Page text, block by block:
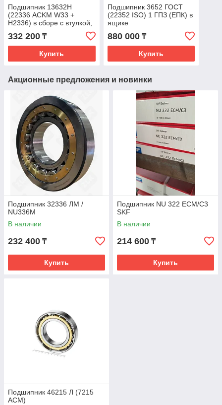
Подшипник 13632Н
(22336 ACKM W33 +
Н2336) в сборе с втулкой,
кольцом
332 200 ₸
Купить
Подшипник 3652 ГОСТ
(22352 ISO) 1 ГПЗ (ЕПК) в
ящике
880 000₸
Купить
Акционные предложения и новинки
Подшипник 32336 ЛМ /
NU336M
В наличии
232 400 ₸
Купить
Подшипник NU 322 ECM/C3
SKF
В наличии
214 600 ₸
Купить
Подшипник 46215 Л (7215
ACM)